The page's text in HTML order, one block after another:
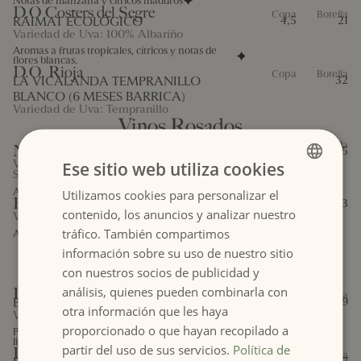
D.O Costers del Segre Copa Botella
RAIMAT ECOLÓGICO
Variedad de Uva: 100% Albariño
Aromas a frutas tropicales, cítricos y notas de
flores blancas.
4,5 21
D.O. Rioja Copa Botella
LA VICALANDA TEMPRANILLO
BLANCO (6 MESES BARRICA)
Variedad de Uva: Tempranillo
32
Vinos Rosados
Botella
NUVIANA
Variedad de Uva: Tempranillo, Cabernet
Sauvignon
Afrutado, con notas a frambuesa, fresa y cereza
15,5
BOBAL ROSA
Variedad de Uva: Bobal
Aromas de rosa, frutas rojas y pomelo
23
Vinos Tintos de la Comunidad
Valenciana
D.O. Utiel-Requena Copa Botella
BOBAL NEGRO
Variedad de Uva: Bobal
Potente, intenso y madura con un posgusto
ligeramente dulce
21,9
D.O. Alicante Copa Botella
SPANISH
ENGLISH
Ese sitio web utiliza cookies
Utilizamos cookies para personalizar el
contenido, los anuncios y analizar nuestro
tráfico. También compartimos
información sobre su uso de nuestro sitio
con nuestros socios de publicidad y
análisis, quienes pueden combinarla con
otra información que les haya
proporcionado o que hayan recopilado a
partir del uso de sus servicios. Política de